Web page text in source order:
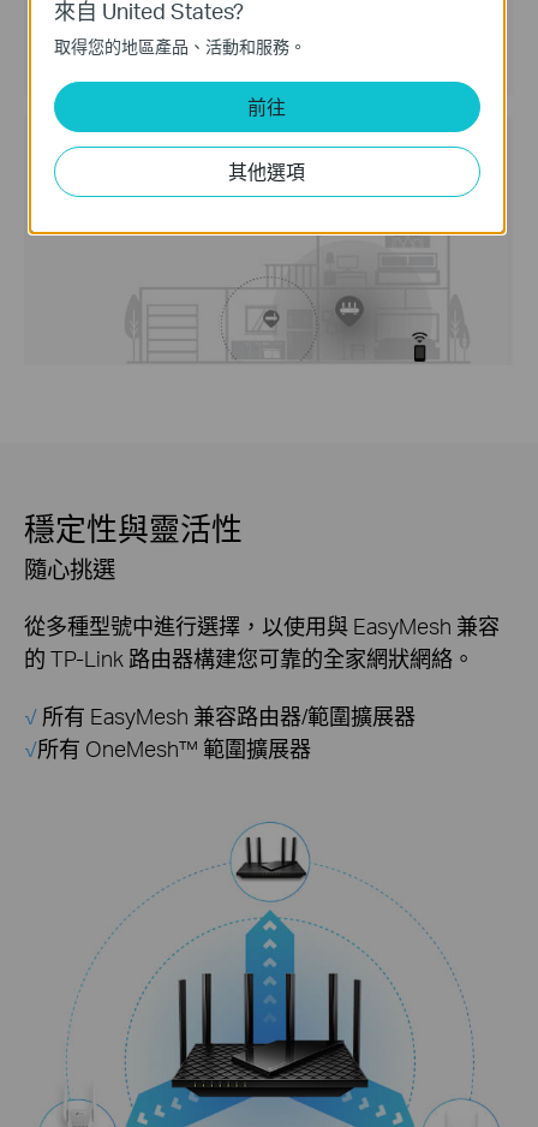
帶擴展器的傳統路由器
穩定性與靈活性
隨心挑選
從多種型號中進行選擇，以使用與 EasyMesh 兼容
的 TP-Link 路由器構建您可靠的全家網狀網絡 。
√ 所有 EasyMesh 兼容路由器/範圍擴展器
√所有 OneMesh™ 範圍擴展器
來自 United States?
取得您的地區產品、活動和服務。
前往
其他選項